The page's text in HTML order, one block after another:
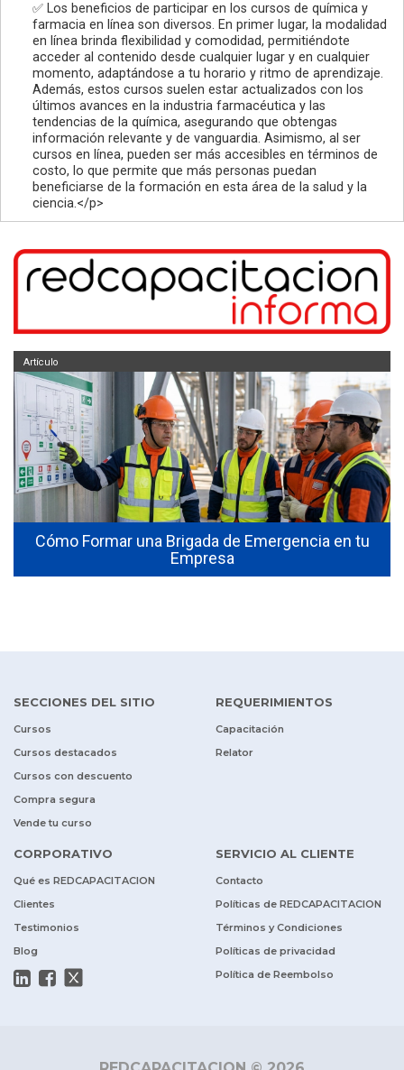
✅ Los beneficios de participar en los cursos de química y
farmacia en línea son diversos. En primer lugar, la modalidad
en línea brinda flexibilidad y comodidad, permitiéndote
acceder al contenido desde cualquier lugar y en cualquier
momento, adaptándose a tu horario y ritmo de aprendizaje.
Además, estos cursos suelen estar actualizados con los
últimos avances en la industria farmacéutica y las
tendencias de la química, asegurando que obtengas
información relevante y de vanguardia. Asimismo, al ser
cursos en línea, pueden ser más accesibles en términos de
costo, lo que permite que más personas puedan
beneficiarse de la formación en esta área de la salud y la
ciencia.</p>
Cómo Formar una Brigada de Emergencia en tu
Empresa
Artículo
SECCIONES DEL SITIO
Cursos
Cursos destacados
Cursos con descuento
Compra segura
Vende tu curso
REQUERIMIENTOS
Capacitación
Relator
CORPORATIVO
Qué es REDCAPACITACION
Clientes
Testimonios
Blog
SERVICIO AL CLIENTE
Contacto
Políticas de REDCAPACITACION
Términos y Condiciones
Políticas de privacidad
Política de Reembolso